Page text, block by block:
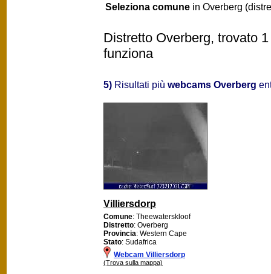
Seleziona comune in Overberg
Distretto Overberg, trovato
funziona
5) Risultati più webcams Overberg
Villiersdorp
Comune: Theewaterskloof
Distretto: Overberg
Provincia: Western Cape
Stato: Sudafrica
Webcam Villiersdorp
(Trova sulla mappa)